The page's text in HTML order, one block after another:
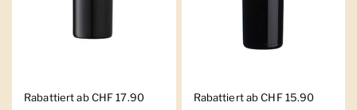
Regulärer Preis
Rabattiert ab CHF 17.90 Regulärer Preis
Rabattiert ab CHF 15.90